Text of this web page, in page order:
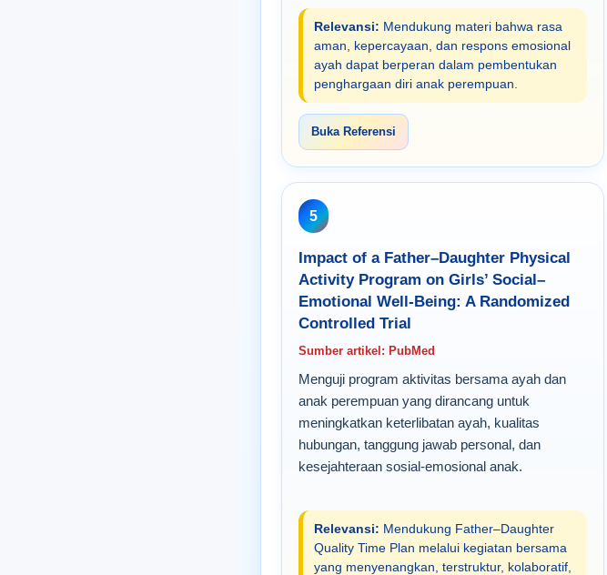
Relevansi: Mendukung materi bahwa rasa
aman, kepercayaan, dan respons emosional
ayah dapat berperan dalam pembentukan
penghargaan diri anak perempuan.
Buka Referensi
5
Impact of a Father–Daughter Physical
Activity Program on Girls’ Social–
Emotional Well-Being: A Randomized
Controlled Trial
Sumber artikel: PubMed
Menguji program aktivitas bersama ayah dan
anak perempuan yang dirancang untuk
meningkatkan keterlibatan ayah, kualitas
hubungan, tanggung jawab personal, dan
kesejahteraan sosial-emosional anak.
Relevansi: Mendukung Father–Daughter
Quality Time Plan melalui kegiatan bersama
yang menyenangkan, terstruktur, kolaboratif,